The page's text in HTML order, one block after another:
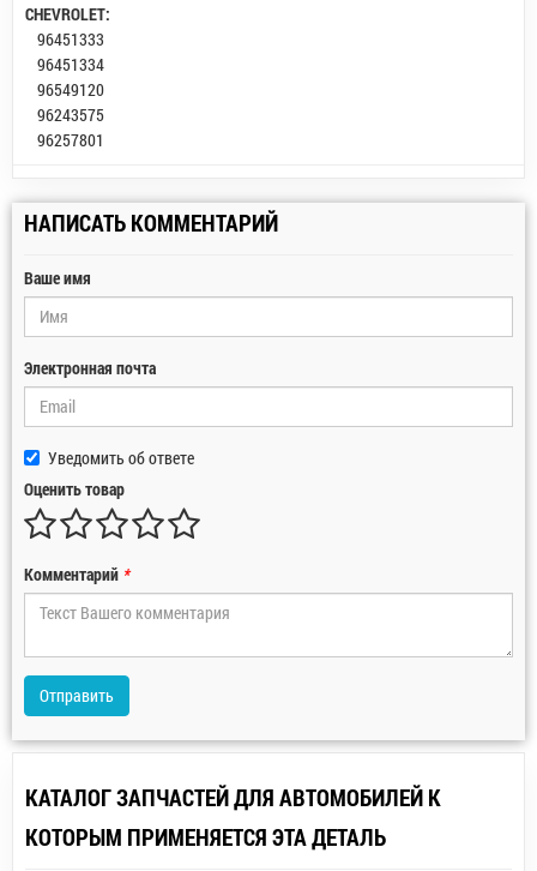
CHEVROLET:
96451333
96451334
96549120
96243575
96257801
НАПИСАТЬ КОММЕНТАРИЙ
Ваше имя
Электронная почта
Уведомить об ответе
Оценить товар
Комментарий *
Отправить
КАТАЛОГ ЗАПЧАСТЕЙ ДЛЯ АВТОМОБИЛЕЙ К
КОТОРЫМ ПРИМЕНЯЕТСЯ ЭТА ДЕТАЛЬ